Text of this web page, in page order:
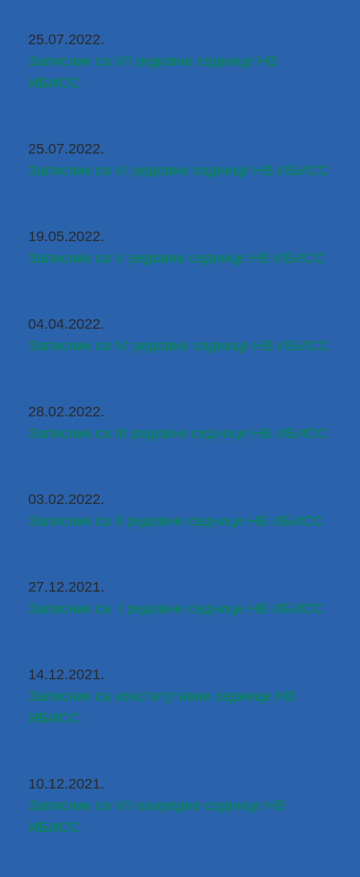
25.07.2022.
Записник са VII редовне седнице НВ
ИБИСС
25.07.2022.
Записник са VI редовне седнице НВ ИБИСС
19.05.2022.
Записник са V редовне седнице НВ ИБИСС
04.04.2022.
Записник са IV редовне седнице НВ ИБИСС
28.02.2022.
Записник са III редовне седнице НВ ИБИСС
03.02.2022.
Записник са II редовне седнице НВ ИБИСС
27.12.2021.
Записник са  I редовне седнице НВ ИБИСС
14.12.2021.
Записник са конститутивне седнице НВ
ИБИСС
10.12.2021.
Записник са VII ванредне седнице НВ
ИБИСС